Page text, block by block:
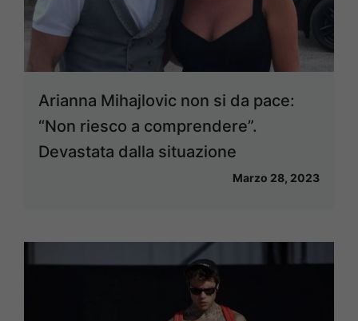
Arianna Mihajlovic non si da pace:
“Non riesco a comprendere”.
Devastata dalla situazione
Marzo 28, 2023